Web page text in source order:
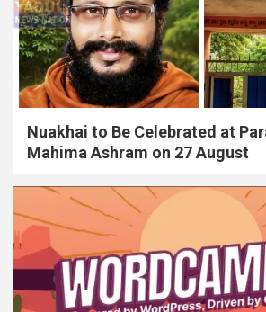
Nuakhai to Be Celebrated at
Mahima Ashram on 27 August